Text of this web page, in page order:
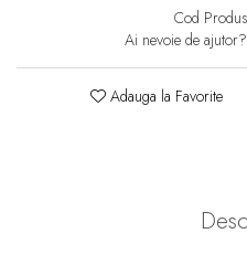
Cod
Ai nevoie de ajutor?
Adauga la Favorite